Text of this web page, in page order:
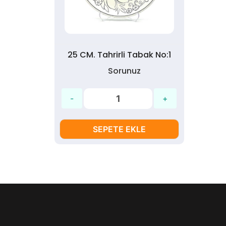
25 CM. Tahrirli Tabak No:1
Sorunuz
SEPETE EKLE